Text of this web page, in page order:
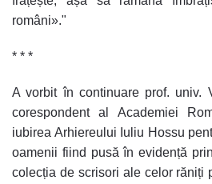
români»."
* * *
A vorbit în continuare prof. univ.
corespondent al Academiei
iubirea Arhiereului Iuliu Hossu
oamenii fiind pusă în evidență
colecția de scrisori ale celor răniți